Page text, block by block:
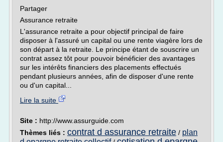
Partager
Assurance retraite
L'assurance retraite a pour objectif principal de faire
disposer à l'assuré un capital ou une rente viagère lors de
son départ à la retraite. Le principe étant de souscrire un
contrat assez tôt pour pouvoir bénéficier des avantages
sur les intérêts financiers des placements effectués
pendant plusieurs années, afin de disposer d'une rente
ou d'un capital...
Lire la suite
Site : http://www.assurguide.com
Thèmes liés : contrat d assurance retraite / plan